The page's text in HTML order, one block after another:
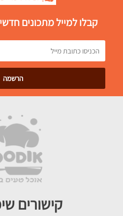
קבלו למייל מתכונים
קישורים